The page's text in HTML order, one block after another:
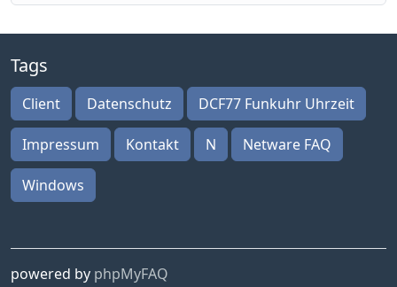
Tags
Client Datenschutz DCF77 Funkuhr Uhrzeit
Impressum Kontakt N Netware FAQ
Windows
powered by phpMyFAQ